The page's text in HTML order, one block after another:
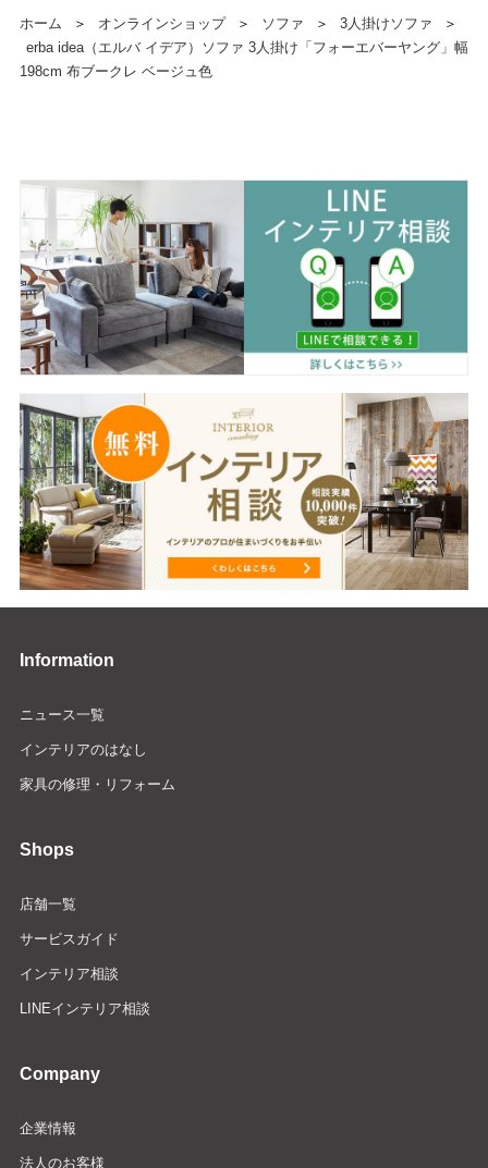
ホーム ＞ オンラインショップ ＞ ソファ ＞ 3人掛けソファ
＞
erba idea（エルバ イデア）ソファ 3人掛け「フォーエバーヤング」幅
198cm 布ブークレ ベージュ色
Information
ニュース一覧
インテリアのはなし
家具の修理・リフォーム
Shops
店舗一覧
サービスガイド
インテリア相談
LINEインテリア相談
Company
企業情報
法人のお客様